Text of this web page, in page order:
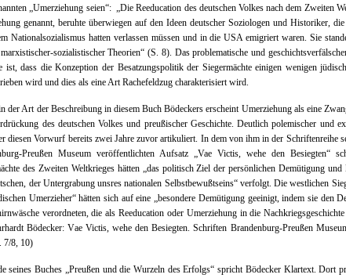
„Umerziehung seien“: „Die Reeducation des deutschen Volkes nach dem Zweiten
genannt, beruhte überwiegen auf den Ideen deutscher Soziologen und Historiker,
Nationalsozialismus hatten verlassen müssen und in die USA emigriert waren. Sie
sozialistischer Theorien“ (S. 8). Das problematische und
ist, dass die Konzeption der Besatzungspolitik der Siegermächte einigen wenigen
wird und dies als eine Art Rachefeldzug charakterisiert wird.
der Art der Beschreibung in diesem Buch Bödeckers erscheint Umerziehung als eine
des deutschen Volkes und preußischer Geschichte. Deutlich polemischer und
diesen Vorwurf bereits zwei Jahre zuvor artikuliert. In dem von ihm in der Schriftenreihe
Preußen Museum veröffentlichten Aufsatz „Vae Victis, wehe den Besiegten“
des Zweiten Weltkrieges hätten „das politisch Ziel der persönlichen Demütigung und
der Untergrabung unsres nationalen Selbstbewußtseins“ verfolgt. Die westlichen
Umerzieher“ hätten sich auf eine „besondere Demütigung geeinigt, indem sie den
verordneten, die als Reeducation oder Umerziehung in die Nachkriegsgeschichte
Bödecker: Vae Victis, wehe den Besiegten. Schriften Brandenburg-Preußen
7/8, 10)
seines Buches „Preußen und die Wurzeln des Erfolgs“ spricht Bödecker Klartext. Dort